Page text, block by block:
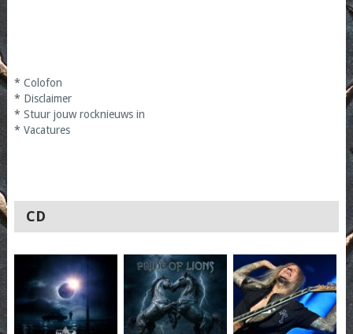
* Colofon
* Disclaimer
* Stuur jouw rocknieuws in
* Vacatures
CD